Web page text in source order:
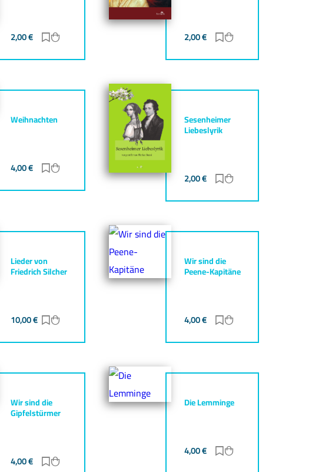
2,00€ Zur Merkliste hinzufügen 2,00€ Zur Merkliste
Weihnachten
4,00€ Zur Merkliste hinzufügen
Zum Warenkorb hinzufügen
Sesenheimer
Liebeslyrik
2,00€ Zur Merkliste
Lieder von
Friedrich Silcher
10,00€ Zur Merkliste hinzufügen
Wir sind die
Peene-Kapitäne
4,00€ Zur Merkliste
Wir sind die
Gipfelstürmer
4,00€ Zur Merkliste hinzufügen
Die Lemminge
4,00€ Zur Merkliste